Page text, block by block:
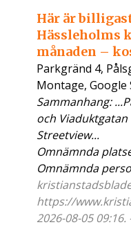
Här är
Hässleholms
månaden –
Parkgränd 4,
Montage, Google
Sammanhang:
och Viaduktgatan
Streetview...
Omnämnda
Omnämnda
https://
2026-08-05 09:16.